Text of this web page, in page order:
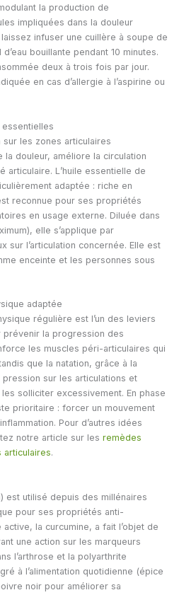
la production de
impliquées dans la douleur
infuser une cuillère à soupe de
bouillante pendant 10 minutes.
deux à trois fois par jour.
en cas d’allergie à l’aspirine ou
essentielles
sur les zones articulaires
douleur, améliore la circulation
articulaire. L’huile essentielle de
adaptée : riche en
reconnue pour ses propriétés
en usage externe. Diluée dans
elle s’applique par
sur l’articulation concernée. Elle est
enceinte et les personnes sous
adaptée
régulière est l’un des leviers
prévenir la progression des
les muscles péri-articulaires qui
que la natation, grâce à la
sur les articulations et
solliciter excessivement. En phase
prioritaire : forcer un mouvement
Pour d’autres idées
notre article sur les remèdes
articulaires.
est utilisé depuis des millénaires
pour ses propriétés anti-
la curcumine, a fait l’objet de
une action sur les marqueurs
l’arthrose et la polyarthrite
à l’alimentation quotidienne (épice
noir pour améliorer sa